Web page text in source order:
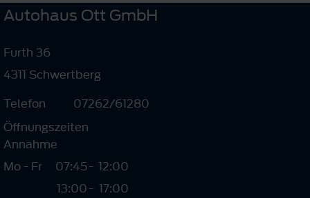
Autohaus Ott GmbH
Furth 36
4311 Schwertberg
Telefon
07262/61280
Öffnungszeiten
Annahme
Mo - Fr
07:45
13:00
-
-
12:00
17:00